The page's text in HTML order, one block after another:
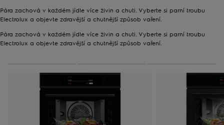
Pára zachová v každém jídle více živin a chuti. Vyberte si parní troubu
Electrolux a objevte zdravější a chutnější způsob vaření.
Pára zachová v každém jídle více živin a chuti. Vyberte si parní troubu
Electrolux a objevte zdravější a chutnější způsob vaření.